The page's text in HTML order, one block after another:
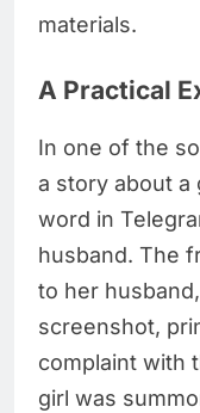
materials.
A Practical
In one of the
a story about a
word in
husband. The
to her
screenshot,
complaint with
girl was